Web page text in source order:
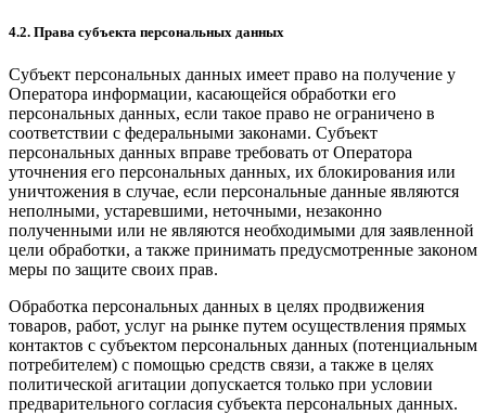
4.2. Права субъекта персональных данных
Субъект персональных данных имеет право на получение у
Оператора информации, касающейся обработки его
персональных данных, если такое право не ограничено в
соответствии с федеральными законами. Субъект
персональных данных вправе требовать от Оператора
уточнения его персональных данных, их блокирования или
уничтожения в случае, если персональные данные являются
неполными, устаревшими, неточными, незаконно
полученными или не являются необходимыми для заявленной
цели обработки, а также принимать предусмотренные законом
меры по защите своих прав.
Обработка персональных данных в целях продвижения
товаров, работ, услуг на рынке путем осуществления прямых
контактов с субъектом персональных данных (потенциальным
потребителем) с помощью средств связи, а также в целях
политической агитации допускается только при условии
предварительного согласия субъекта персональных данных.